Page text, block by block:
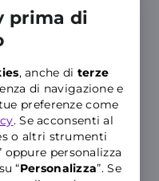
prima di
, anche di terze
di navigazione e
preferenze come
. Se acconsenti al
o altri strumenti
oppure personalizza
“Personalizza”. Se
17 Pro
di 119,99€
di credito
€/al mese